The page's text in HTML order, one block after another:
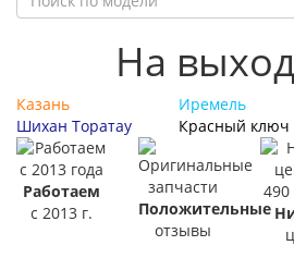
На
Казань Иремель
Шихан Торатау
Красный ключ
Работаем
с 2013 г.
Положительные
отзывы